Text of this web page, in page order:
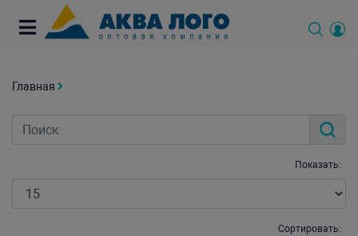
Главная
Показать:
Сортировать: